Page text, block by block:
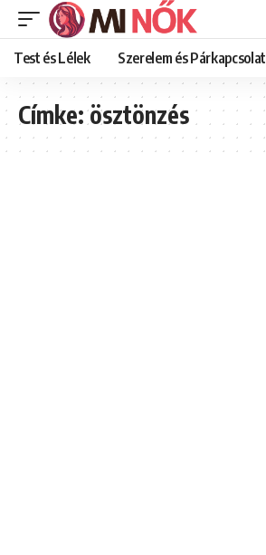
Test és Lélek Szerelem és Párkapcsolat
Címke:ösztönzés